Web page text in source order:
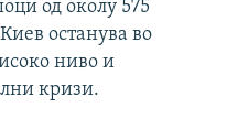
од околу 575
останува во
ниво и
кризи.